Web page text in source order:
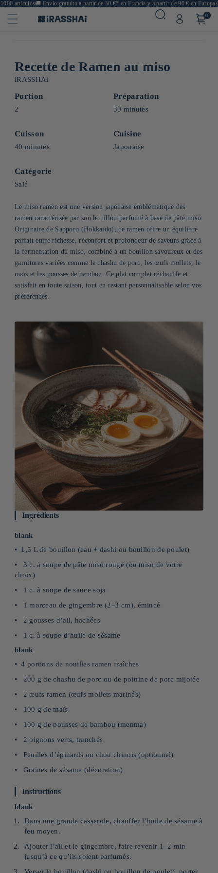
artículos🚚Envío gratuito a partir de 50 €* en Francia y a partir de 90 € en Europa🍙
0
Recette de Ramen au miso
iRASSHAi
Portion
2
Préparation
30 minutes
Cuisson
40 minutes
Cuisine
Japonaise
Catégorie
Salé
Le miso ramen est une version japonaise emblématique des
ramen caractérisée par son bouillon parfumé à base de pâte miso.
Originaire de Sapporo (Hokkaido), ce ramen offre un équilibre
parfait entre richesse, réconfort et profondeur de saveurs grâce à
la fermentation du miso, combiné à un bouillon savoureux et des
garnitures variées comme le chashu de porc, les œufs mollets, le
maïs et les pousses de bambou. Ce plat complet réchauffe et
satisfait en toute saison, tout en restant personnalisable selon vos
préférences.
Ingrédients
blank
1,5 L de bouillon (eau + dashi ou bouillon de poulet)
3 c. à soupe de pâte miso rouge (ou miso de votre
choix)
1 c. à soupe de sauce soja
1 morceau de gingembre (2–3 cm), émincé
2 gousses d’ail, hachées
1 c. à soupe d’huile de sésame
blank
4 portions de nouilles ramen fraîches
200 g de chashu de porc ou de poitrine de porc mijotée
2 œufs ramen (œufs mollets marinés)
100 g de maïs
100 g de pousses de bambou (menma)
2 oignons verts, tranchés
Feuilles d’épinards ou chou chinois (optionnel)
Graines de sésame (décoration)
Instructions
blank
Dans une grande casserole, chauffer l’huile de sésame à
feu moyen.
Ajouter l’ail et le gingembre, faire revenir 1–2 min
jusqu’à ce qu’ils soient parfumés.